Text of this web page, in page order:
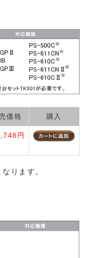
価格 購入
円
ります。